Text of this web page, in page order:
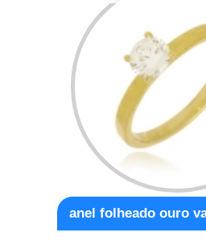
anel folheado ouro